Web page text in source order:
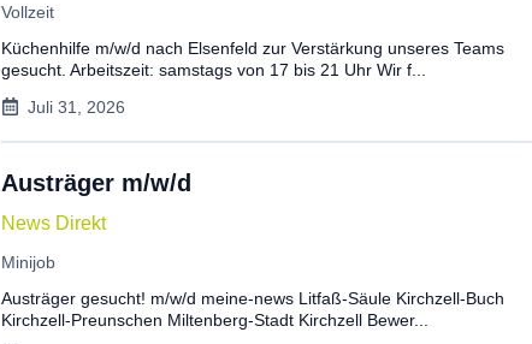
Vollzeit
Küchenhilfe m/w/d nach Elsenfeld zur Verstärkung unseres Teams
gesucht. Arbeitszeit: samstags von 17 bis 21 Uhr Wir f...
Juli 31, 2026
Austräger m/w/d
News Direkt
Minijob
Austräger gesucht! m/w/d meine-news Litfaß-Säule Kirchzell-Buch
Kirchzell-Preunschen Miltenberg-Stadt Kirchzell Bewer...